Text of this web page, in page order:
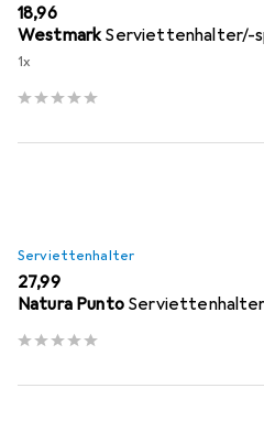
EUR
18,96
WestmarkServiettenhalter/-
1x
Serviettenhalter
EUR
27,99
Natura Punto Serviettenhalter